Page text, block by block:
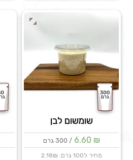
שומשום לבן
6.60 ₪ / 300 גרם
מחיר ל100 גרם: 2.18₪